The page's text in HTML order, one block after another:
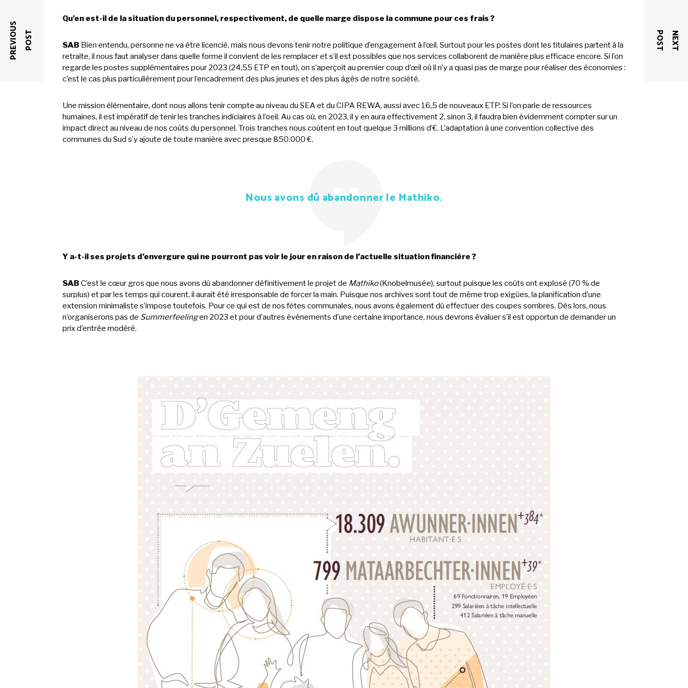
Qu’en est-il de la situation du personnel, respectivement, de quelle marge dispose la commune pour ces frais ?
SAB Bien entendu, personne ne va être licencié, mais nous devons tenir notre politique d’engagement à l’œil. Surtout pour les postes dont les titulaires partent à la
retraite, il nous faut analyser dans quelle forme il convient de les remplacer et s’il est possibles que nos services collaborent de manière plus efficace encore. Si l’on
regarde les postes supplémentaires pour 2023 (24,55 ETP en tout), on s’aperçoit au premier coup d’œil où il n’y a quasi pas de marge pour réaliser des économies :
c’est le cas plus particulièrement pour l’encadrement des plus jeunes et des plus âgés de notre société.
Une mission élémentaire, dont nous allons tenir compte au niveau du SEA et du CIPA REWA, aussi avec 16,5 de nouveaux ETP. Si l’on parle de ressources
humaines, il est impératif de tenir les tranches indiciaires à l’oeil. Au cas où, en 2023, il y en aura effectivement 2, sinon 3, il faudra bien évidemment compter sur un
impact direct au niveau de nos coûts du personnel. Trois tranches nous coûtent en tout quelque 3 millions d’€. L’adaptation à une convention collective des
communes du Sud s’y ajoute de toute manière avec presque 850.000 €.
Nous avons dû abandonner le Mathiko.
Y a-t-il ses projets d’envergure qui ne pourront pas voir le jour en raison de l’actuelle situation financière ?
SAB C’est le cœur gros que nous avons dû abandonner définitivement le projet de Mathiko(Knobelmusée), surtout puisque les coûts ont explosé (70 % de
surplus) et par les temps qui courent, il aurait été irresponsable de forcer la main. Puisque nos archives sont tout de même trop exigües, la planification d’une
extension minimaliste s’impose toutefois. Pour ce qui est de nos fêtes communales, nous avons également dû effectuer des coupes sombres. Dès lors, nous
n’organiserons pas de Summerfeelingen 2023 et pour d’autres événements d’une certaine importance, nous devrons évaluer s’il est opportun de demander un
prix d’entrée modéré.
P
R
E
V
I
O
U
S
P
O
S T N
E
X
T
P
O
S
T